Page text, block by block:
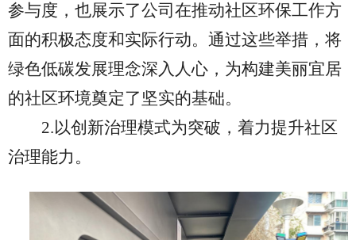
参与度，也展示了公司在推动社区环保工作方
面的积极态度和实际行动。通过这些举措，将
绿色低碳发展理念深入人心，为构建美丽宜居
的社区环境奠定了坚实的基础。
2.以创新治理模式为突破，着力提升社区
治理能力。